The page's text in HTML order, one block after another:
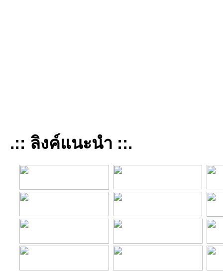
.:: ลิงค์แนะนำ ::.